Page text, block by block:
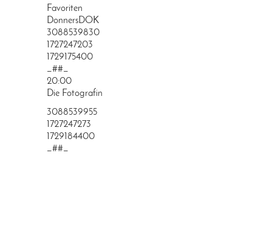
Favoriten
DonnersDOK
3088539830
1727247203
1729175400
_##_
20:00
Die Fotografin
3088539955
1727247273
1729184400
_##_